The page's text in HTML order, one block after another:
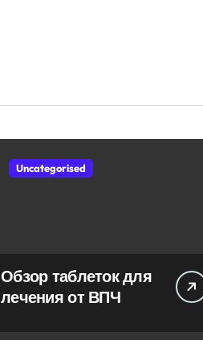
Uncategorised
Обзор таблеток для
лечения от ВПЧ